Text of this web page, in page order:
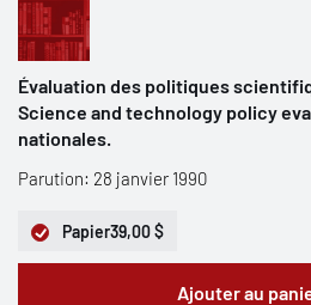
Évaluation des politiques
Science and technology policy
nationales.
Parution: 28 janvier 1990
Papier39,00 $
Ajouter au